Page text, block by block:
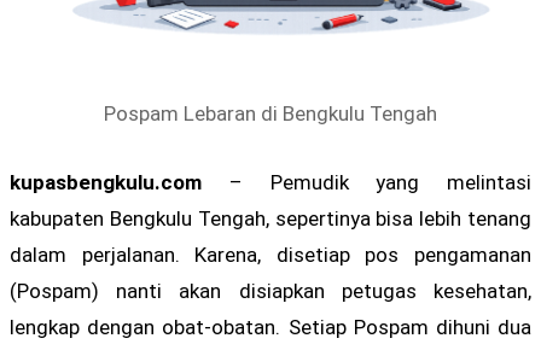
Pospam Lebaran di Bengkulu Tengah
kupasbengkulu.com – Pemudik yang melintasi
kabupaten Bengkulu Tengah, sepertinya bisa lebih tenang
dalam perjalanan. Karena, disetiap pos pengamanan
(Pospam) nanti akan disiapkan petugas kesehatan,
lengkap dengan obat-obatan. Setiap Pospam dihuni dua